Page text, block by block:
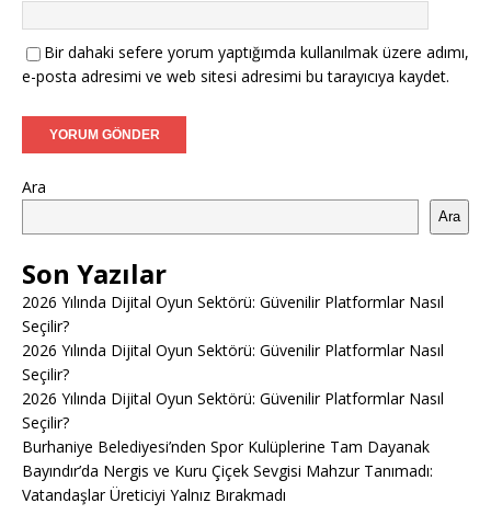
Bir dahaki sefere yorum yaptığımda kullanılmak üzere adımı,
e-posta adresimi ve web sitesi adresimi bu tarayıcıya kaydet.
Ara
Ara
Son Yazılar
2026 Yılında Dijital Oyun Sektörü: Güvenilir Platformlar Nasıl
Seçilir?
2026 Yılında Dijital Oyun Sektörü: Güvenilir Platformlar Nasıl
Seçilir?
2026 Yılında Dijital Oyun Sektörü: Güvenilir Platformlar Nasıl
Seçilir?
Burhaniye Belediyesi’nden Spor Kulüplerine Tam Dayanak
Bayındır’da Nergis ve Kuru Çiçek Sevgisi Mahzur Tanımadı:
Vatandaşlar Üreticiyi Yalnız Bırakmadı